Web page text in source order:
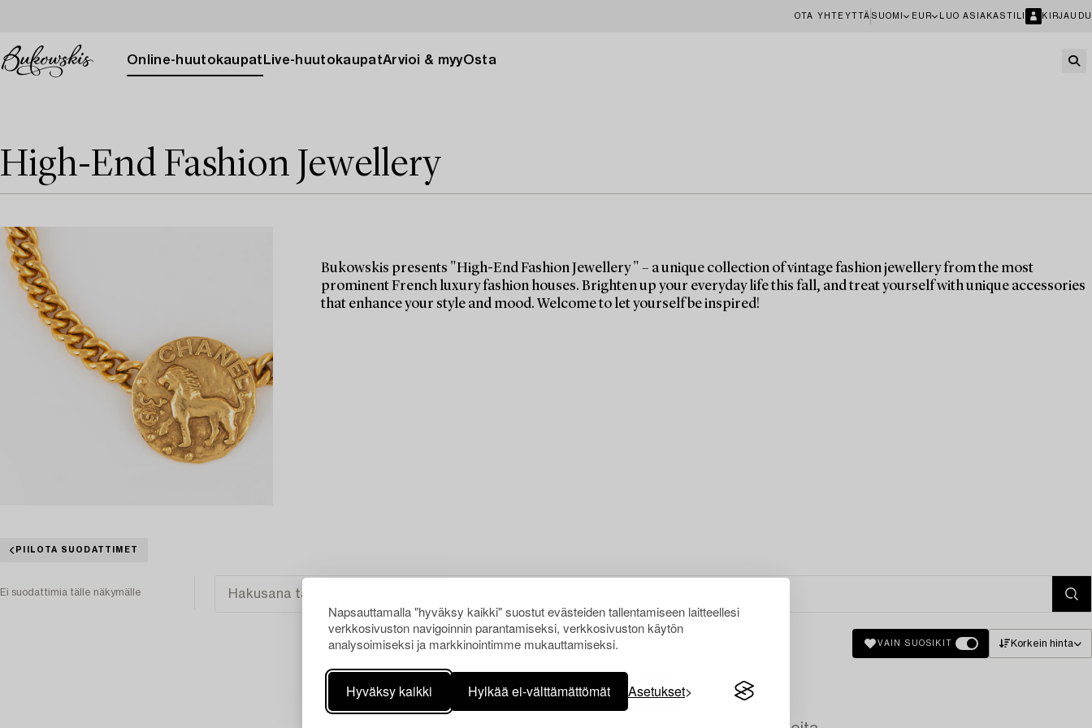
Napsauttamalla "hyväksy kaikki" suostut evästeiden tallentamiseen laitteellesi
verkkosivuston navigoinnin parantamiseksi, verkkosivuston käytön
analysoimiseksi ja markkinointimme mukauttamiseksi.
Hyväksy kaikki Hylkää ei-välttämättömät Asetukset
OTA YHTEYTTÄ SUOMI EUR LUO ASIAKASTILI KIRJAUDU
Online-huutokaupat Live-huutokaupatArvioi & myyOsta
High-End Fashion Jewellery
Bukowskis presents "High-End Fashion Jewellery " – a unique collection of vintage fashion jewellery from the most
prominent French luxury fashion houses. Brighten up your everyday life this fall, and treat yourself with unique accessories
that enhance your style and mood. Welcome to let yourself be inspired!
PIILOTA SUODATTIMET
Ei suodattimia tälle näkymälle
VAIN SUOSIKIT Korkein hinta